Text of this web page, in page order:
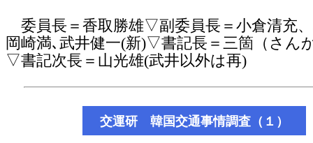
委員長＝香取勝雄▽副委員長＝小倉清充
岡崎満､武井健一(新)▽書記長＝三箇（さん
▽書記次長＝山光雄(武井以外は再)
交運研 韓国交通事情調査（１）